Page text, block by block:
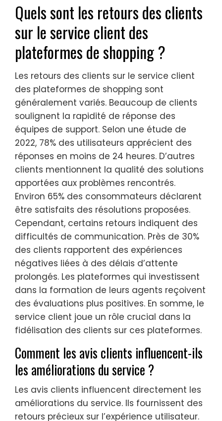
Quels sont les retours des clients
sur le service client des
plateformes de shopping ?
Les retours des clients sur le service client
des plateformes de shopping sont
généralement variés. Beaucoup de clients
soulignent la rapidité de réponse des
équipes de support. Selon une étude de
2022, 78% des utilisateurs apprécient des
réponses en moins de 24 heures. D’autres
clients mentionnent la qualité des solutions
apportées aux problèmes rencontrés.
Environ 65% des consommateurs déclarent
être satisfaits des résolutions proposées.
Cependant, certains retours indiquent des
difficultés de communication. Près de 30%
des clients rapportent des expériences
négatives liées à des délais d’attente
prolongés. Les plateformes qui investissent
dans la formation de leurs agents reçoivent
des évaluations plus positives. En somme, le
service client joue un rôle crucial dans la
fidélisation des clients sur ces plateformes.
Comment les avis clients influencent-ils
les améliorations du service ?
Les avis clients influencent directement les
améliorations du service. Ils fournissent des
retours précieux sur l’expérience utilisateur.